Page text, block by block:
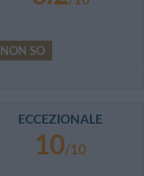
NON SO
ECCEZIONALE
10/10